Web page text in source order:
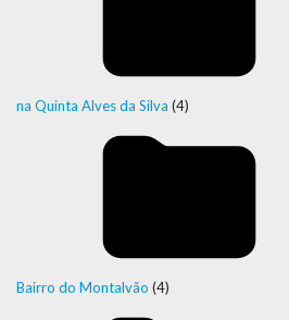
na Quinta Alves da Silva (4)
Bairro do Montalvão (4)